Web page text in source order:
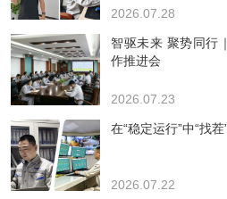
2026.07.28
智驱未来 聚势同行
作推进会
2026.07.23
在“稳定运行”中“找
2026.07.22